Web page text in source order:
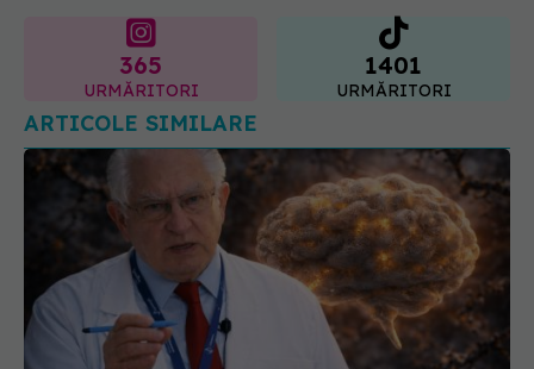
365
URMĂRITORI
1401
URMĂRITORI
ARTICOLE SIMILARE